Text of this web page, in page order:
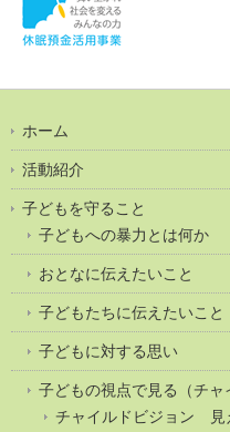
ホーム
活動紹介
子どもを守ること
子どもへの暴力とは何か
おとなに伝えたいこと
子どもたちに伝えたいこと
子どもに対する思い
子どもの視点で見る（チャ
チャイルドビジョン 見